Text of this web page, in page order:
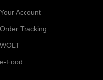
Your Account
Order Tracking
WOLT
e-Food